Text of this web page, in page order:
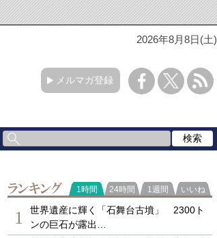
2026年8月8日(土)
メルマガ登録
ランキング
1時間 24時間 1週間 いいね
1
世界遺産に輝く「石舞台古墳」 2300ト
ンの巨石が露出…